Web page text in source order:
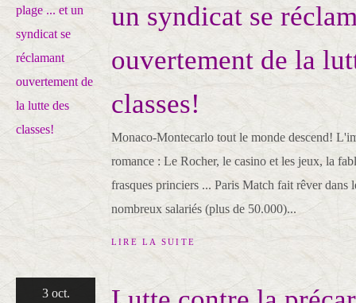
un syndicat se
ouvertement de la
classes!
Monaco-Montecarlo tout le monde descend!
romance : Le Rocher, le casino et les jeux, la
frasques princiers ... Paris Match fait rêver dans
nombreux salariés (plus de 50.000)...
LIRE LA SUITE
3 oct.